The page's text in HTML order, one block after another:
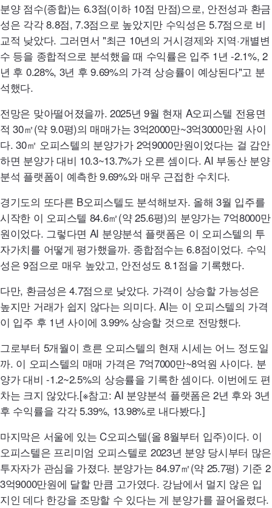
분양 점수(종합)는 6.3점(이하 10점 만점)으로, 안전성과 환금
성은 각각 8.8점, 7.3점으로 높았지만 수익성은 5.7점으로 비
교적 낮았다. 그러면서 "최근 10년의 거시경제와 지역·개별변
수 등을 종합적으로 분석했을 때 수익률은 입주 1년 -2.1%, 2
년 후 0.28%, 3년 후 9.69%의 가격 상승률이 예상된다"고 분
석했다.
전망은 맞아떨어졌을까. 2025년 9월 현재 A오피스텔 전용면
적 30㎡(약 9.0평)의 매매가는 3억2000만~3억3000만원 사이
다. 30㎡ 오피스텔의 분양가가 2억9000만원이었다는 걸 감안
하면 분양가 대비 10.3~13.7%가 오른 셈이다. AI 부동산 분양
분석 플랫폼이 예측한 9.69%와 매우 근접한 수치다.
경기도의 또다른 B오피스텔도 분석해보자. 올해 3월 입주를
시작한 이 오피스텔 84.6㎡(약 25.6평)의 분양가는 7억8000만
원이었다. 그렇다면 AI 분양분석 플랫폼은 이 오피스텔의 투
자가치를 어떻게 평가했을까. 종합점수는 6.8점이었다. 수익
성은 9점으로 매우 높았고, 안전성도 8.1점을 기록했다.
다만, 환금성은 4.7점으로 낮았다. 가격이 상승할 가능성은
높지만 거래가 쉽지 않다는 의미다. AI는 이 오피스텔의 가격
이 입주 후 1년 사이에 3.99% 상승할 것으로 전망했다.
그로부터 5개월이 흐른 오피스텔의 현재 시세는 어느 정도일
까. 이 오피스텔의 매매 가격은 7억7000만~8억원 사이다. 분
양가 대비 -1.2~2.5%의 상승률을 기록한 셈이다. 이번에도 편
차는 크지 않았다.[※참고:AI 분양분석 플랫폼은 2년 후와 3년
후 수익률을 각각 5.39%, 13.98%로 내다봤다.]
마지막은 서울에 있는 C오피스텔(올 8월부터 입주)이다. 이
오피스텔은 프리미엄 오피스텔로 2023년 분양 당시부터 많은
투자자가 관심을 가졌다. 분양가는 84.97㎡(약 25.7평) 기준 2
3억9000만원에 달할 만큼 고가였다. 강남에서 멀지 않은 입
지인 데다 한강을 조망할 수 있다는 게 분양가를 끌어올렸다.